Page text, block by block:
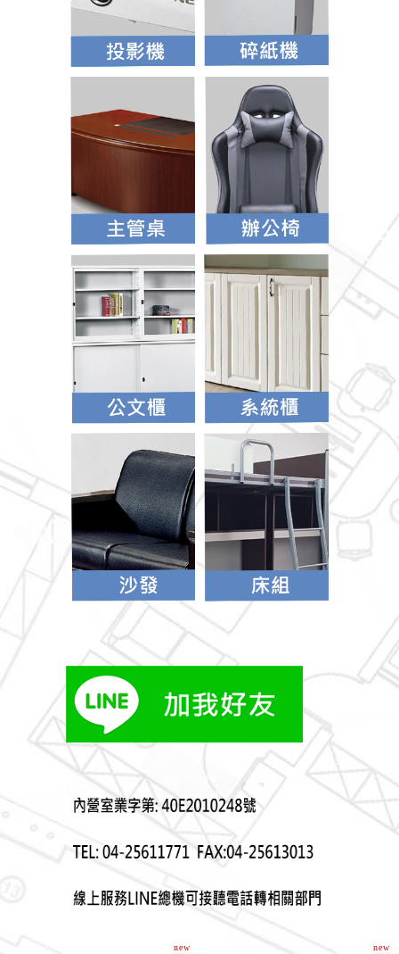
new new